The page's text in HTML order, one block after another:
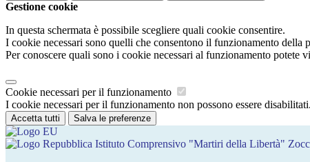
Gestione cookie
In questa schermata è possibile scegliere quali cookie consentire.
I cookie necessari sono quelli che consentono il funzionamento della
Per conoscere quali sono i cookie necessari al funzionamento potete
Cookie necessari per il funzionamento
I cookie necessari per il funzionamento non possono essere
Accetta tutti Salva le preferenze
Istituto Comprensivo "Martiri della Libertà"